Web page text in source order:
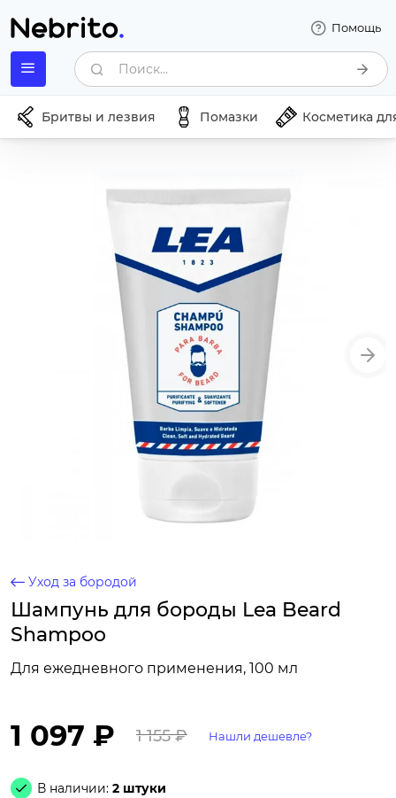
Помощь
Поиск...
Бритвы и лезвия Помазки Косметика
Уход за бородой
Шампунь для бороды Lea Beard
Shampoo
Для ежедневного применения, 100 мл
1 097 ₽ 1 155 ₽ Нашли дешевле?
В наличии: 2 штуки